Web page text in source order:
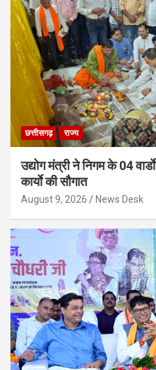
छत्तीसगढ़ राज्य
उद्योग मंत्री ने निगम के 04
कार्याे की सौगात
August 9, 2026 News Desk